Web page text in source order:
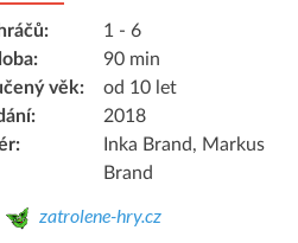
1 - 6
90 min
věk:
od 10 let
2018
Inka Brand, Markus
Brand
zatrolene-hry.cz